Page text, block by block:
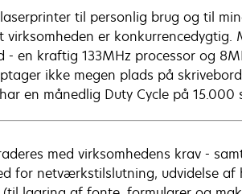
laserprinter til personlig brug og til
er konkurrencedygtig.
en kraftig 133MHz processor og
ikke megen plads på
en månedlig Duty Cycle på 15.000
med virksomhedens krav -
for netværkstilslutning, udvidelse